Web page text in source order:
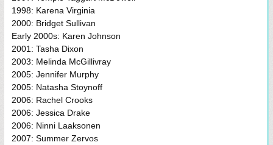
1998: Karena Virginia
2000: Bridget Sullivan
Early 2000s: Karen Johnson
2001: Tasha Dixon
2003: Melinda McGillivray
2005: Jennifer Murphy
2005: Natasha Stoynoff
2006: Rachel Crooks
2006: Jessica Drake
2006: Ninni Laaksonen
2007: Summer Zervos